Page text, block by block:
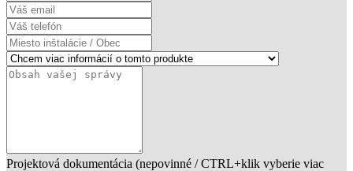
Projektová dokumentácia (nepovinné / CTRL+klik vyberie viac